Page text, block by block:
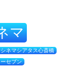
マ
ネマシアタス心斎橋
セブン